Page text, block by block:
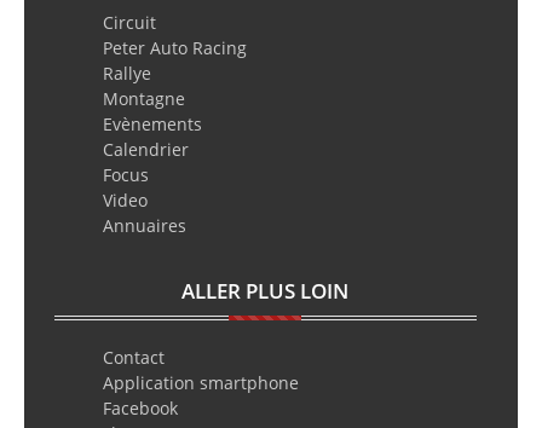
Circuit
Peter Auto Racing
Rallye
Montagne
Evènements
Calendrier
Focus
Video
Annuaires
ALLER PLUS LOIN
Contact
Application smartphone
Facebook